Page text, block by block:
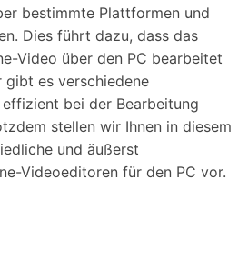
bestimmte Plattformen und
Dies führt dazu, dass das
Video über den PC bearbeitet
gibt es verschiedene
bei der Bearbeitung
stellen wir Ihnen in diesem
und äußerst
Videoeditoren für den PC vor.